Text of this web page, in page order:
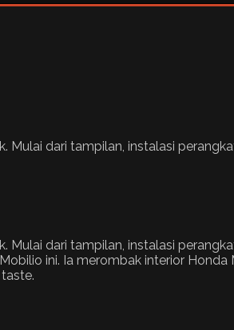
Mulai dari tampilan, instalasi
Mulai dari tampilan, instalasi
ini. Ia merombak interior Honda